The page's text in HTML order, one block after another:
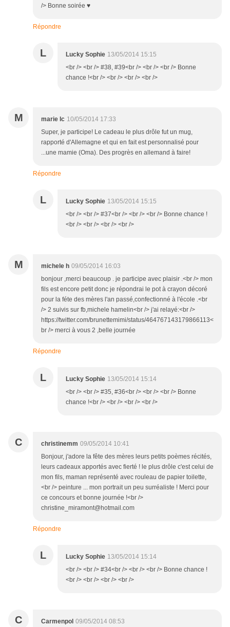
/> Bonne soirée ♥
Répondre
L Lucky Sophie 13/05/2014 15:15
<br /> <br /> #38, #39<br /> <br /> <br /> Bonne
chance !<br /> <br /> <br /> <br />
M marie lc 10/05/2014 17:33
Super, je participe! Le cadeau le plus drôle fut un mug,
rapporté d'Allemagne et qui en fait est personnalisé pour
...une mamie (Oma). Des progrès en allemand à faire!
Répondre
L Lucky Sophie 13/05/2014 15:15
<br /> <br /> #37<br /> <br /> <br /> Bonne chance !
<br /> <br /> <br /> <br />
M michele h 09/05/2014 16:03
bonjour ,merci beaucoup . je participe avec plaisir .<br /> mon
fils est encore petit donc je répondrai le pot à crayon décoré
pour la féte des mères l'an passé,confectionné à l'école .<br
/> 2 suivis sur fb,michele hamelin<br /> j'ai relayé:<br />
https://twitter.com/brunettemimi/status/464767143179866113<
br /> merci à vous 2 ,belle journée
Répondre
L Lucky Sophie 13/05/2014 15:14
<br /> <br /> #35, #36<br /> <br /> <br /> Bonne
chance !<br /> <br /> <br /> <br />
C christinemm 09/05/2014 10:41
Bonjour, j'adore la fête des mères leurs petits poèmes récités,
leurs cadeaux apportés avec fierté ! le plus drôle c'est celui de
mon fils, maman représenté avec rouleau de papier toilette,
<br /> peinture ... mon portrait un peu surréaliste ! Merci pour
ce concours et bonne journée !<br />
christine_miramont@hotmail.com
Répondre
L Lucky Sophie 13/05/2014 15:14
<br /> <br /> #34<br /> <br /> <br /> Bonne chance !
<br /> <br /> <br /> <br />
C Carmenpol 09/05/2014 08:53